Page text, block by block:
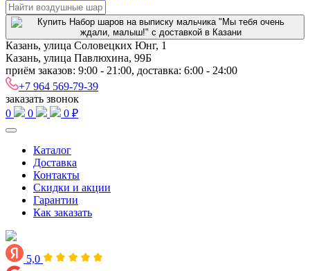
Казань, улица Соловецких Юнг, 1
Казань, улица Павлюхина, 99Б
приём заказов: 9:00 - 21:00, доставка: 6:00 - 24:00
+7 964 569-79-39
заказать звонок
0
0 0 ₽
Каталог
Доставка
Контакты
Скидки и акции
Гарантии
Как заказать
5,0